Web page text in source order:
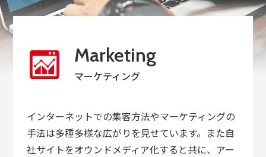
Marketing
マーケティング
インターネットでの集客方法やマーケティングの
手法は多種多様な広がりを見せています。また自
社サイトをオウンドメディア化すると共に、アー